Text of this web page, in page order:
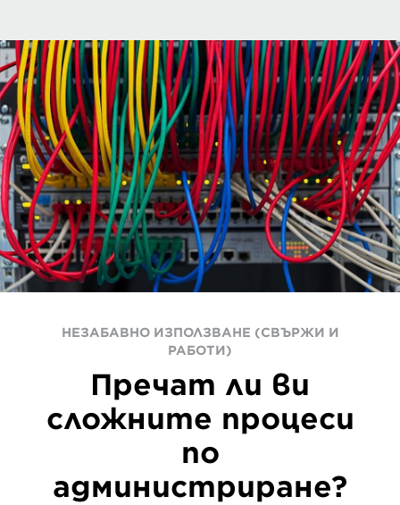
НЕЗАБАВНО ИЗПОЛЗВАНЕ (СВЪРЖИ И
РАБОТИ)
Пречат ли ви
сложните процеси
по
администриране?